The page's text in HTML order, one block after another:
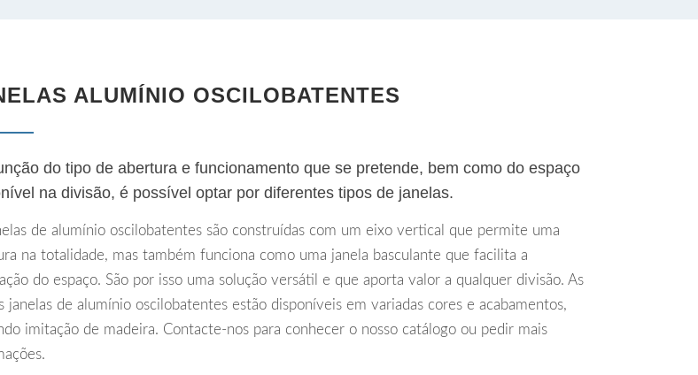
ALUMÍNIO OSCILOBATENTES
do tipo de abertura e funcionamento que se pretende, bem como do espaço
na divisão, é possível optar por diferentes tipos de janelas.
de alumínio oscilobatentes são construídas com um eixo vertical que permite uma
na totalidade, mas também funciona como uma janela basculante que facilita a
do espaço. São por isso uma solução versátil e que aporta valor a qualquer divisão. As
janelas de alumínio oscilobatentes estão disponíveis em variadas cores e acabamentos,
imitação de madeira. Contacte-nos para conhecer o nosso catálogo ou pedir mais